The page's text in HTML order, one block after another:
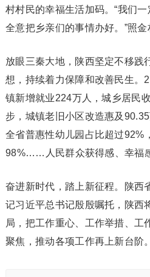
村村民的幸福生活加码。“我们
全意把乡亲们的事情办好。”照金
放眼三秦大地，陕西坚定不移践
想，持续着力保障和改善民生。
镇新增就业224万人，城乡居民
步，城镇老旧小区改造惠及
全省普惠性幼儿园占比超过92%
98%……人民群众获得感、幸福
奋进新时代，踏上新征程。陕西
记习近平总书记殷殷嘱托，陕西
局，把工作重心、工作举措、工
聚焦，推动各项工作再上新台阶。